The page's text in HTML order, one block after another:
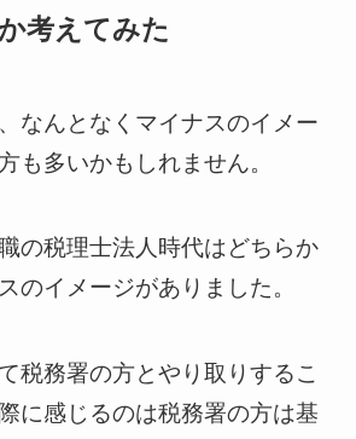
考えてみた
なんとなくマイナスのイメー
も多いかもしれません。
の税理士法人時代はどちらか
のイメージがありました。
税務署の方とやり取りするこ
に感じるのは税務署の方は基